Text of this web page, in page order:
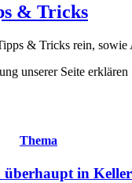
& Tricks
& Tricks rein, sowie
unserer Seite
Thema
überhaupt in